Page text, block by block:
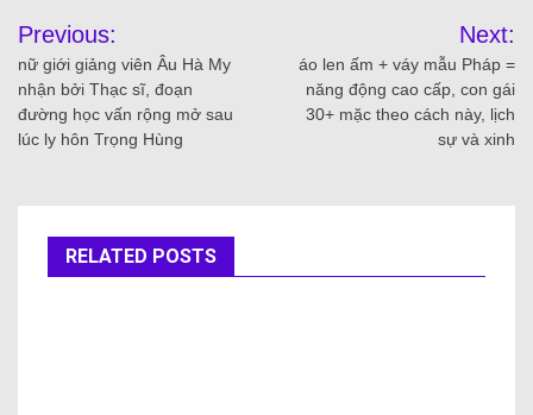
Previous:
nữ giới giảng viên Âu Hà My
nhận bởi Thạc sĩ, đoạn
đường học vấn rộng mở sau
lúc ly hôn Trọng Hùng
Next:
áo len ấm + váy mẫu Pháp =
năng động cao cấp, con gái
30+ mặc theo cách này, lịch
sự và xinh
RELATED POSTS